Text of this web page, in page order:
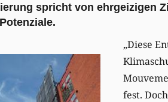
spricht von ehrgeizigen
„Diese
fest.